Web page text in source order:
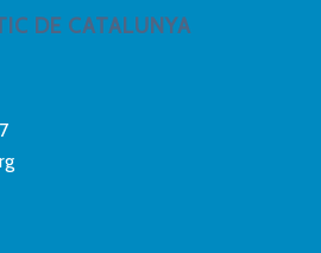
DE CATALUNYA